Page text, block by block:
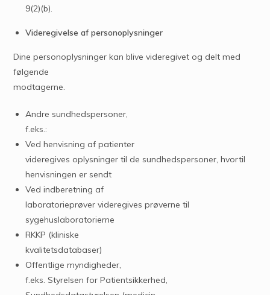
9(2)(b).
Videregivelse af personoplysninger
Dine personoplysninger kan blive videregivet og delt med
følgende
modtagerne.
Andre sundhedspersoner,
f.eks.:
Ved henvisning af patienter
videregives oplysninger til de sundhedspersoner, hvortil
henvisningen er sendt
Ved indberetning af
laboratorieprøver videregives prøverne til
sygehuslaboratorierne
RKKP (kliniske
kvalitetsdatabaser)
Offentlige myndigheder,
f.eks. Styrelsen for Patientsikkerhed,